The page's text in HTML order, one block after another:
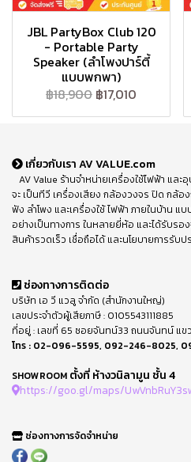
JBL PartyBox Club 120
- Portable Party
Speaker (ลำโพงปาร์ตี้
แบบพกพา)
฿18,900 ฿17,010
เกี่ยวกับเรา AV VALUE.com
AV Value ร้านจำหน่ายเครื่องใช้ไฟฟ้า แ
จะ เป็นทีวี เครื่องเสียง กล้องวงจร ปิด กล้
ฟัง ลำโพง และเครื่องใช้ ไฟฟ้า ภายในบ้าน
อย่างเป็นทางการ ในหลายยี่ห้อ และได้รับร
สินค้ารวดเร็ว เชื่อถือได้ และนโยบายการรับ
ช่องทางการติดต่อ
บริษัท เอ วี แวลู จำกัด (สำนักงานใหญ่)
เลขประจำตัวผู้เสียภาษี : 0105543111885
ที่อยู่ : เลขที่ 65 ซอยจันทน์33 ถนนจันทน์ แข
โทร : 02-096-5595, 092-246-8025,
SHOWROOM ตั้งที่ ห้างวนิลามูน ชั้น 4
https://goo.gl/maps/
ช่องทางการจัดจำหน่าย